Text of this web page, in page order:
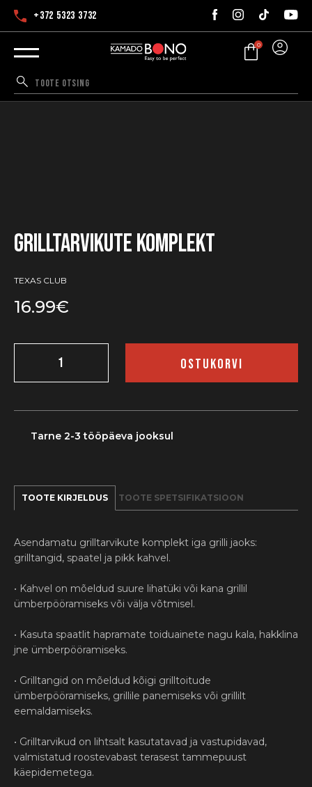
+372 5323 3732
0
Grilltarvikute komplekt
TEXAS CLUB
16.99€
Grilltarvikute
komplekt
kogus
OSTUKORVI
Tarne 2-3 tööpäeva jooksul
TOOTE KIRJELDUS TOOTE SPETSIFIKATSIOON
Asendamatu grilltarvikute komplekt iga grilli jaoks:
grilltangid, spaatel ja pikk kahvel.
• Kahvel on mõeldud suure lihatüki või kana grillil
ümberpööramiseks või välja võtmisel.
• Kasuta spaatlit hapramate toiduainete nagu kala, hakklina
jne ümberpööramiseks.
• Grilltangid on mõeldud kõigi grilltoitude
ümberpööramiseks, grillile panemiseks või grillilt
eemaldamiseks.
• Grilltarvikud on lihtsalt kasutatavad ja vastupidavad,
valmistatud roostevabast terasest tammepuust
käepidemetega.